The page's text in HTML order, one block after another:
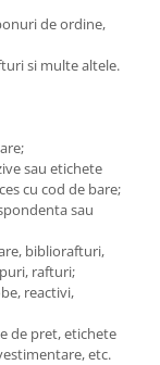
de ordine,
si multe altele.
sau etichete
cu cod de bare;
sau
bibliorafturi,
rafturi;
reactivi,
de pret, etichete
etc.